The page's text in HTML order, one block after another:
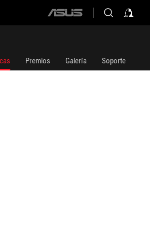
ASUS
Premios Galería Soporte